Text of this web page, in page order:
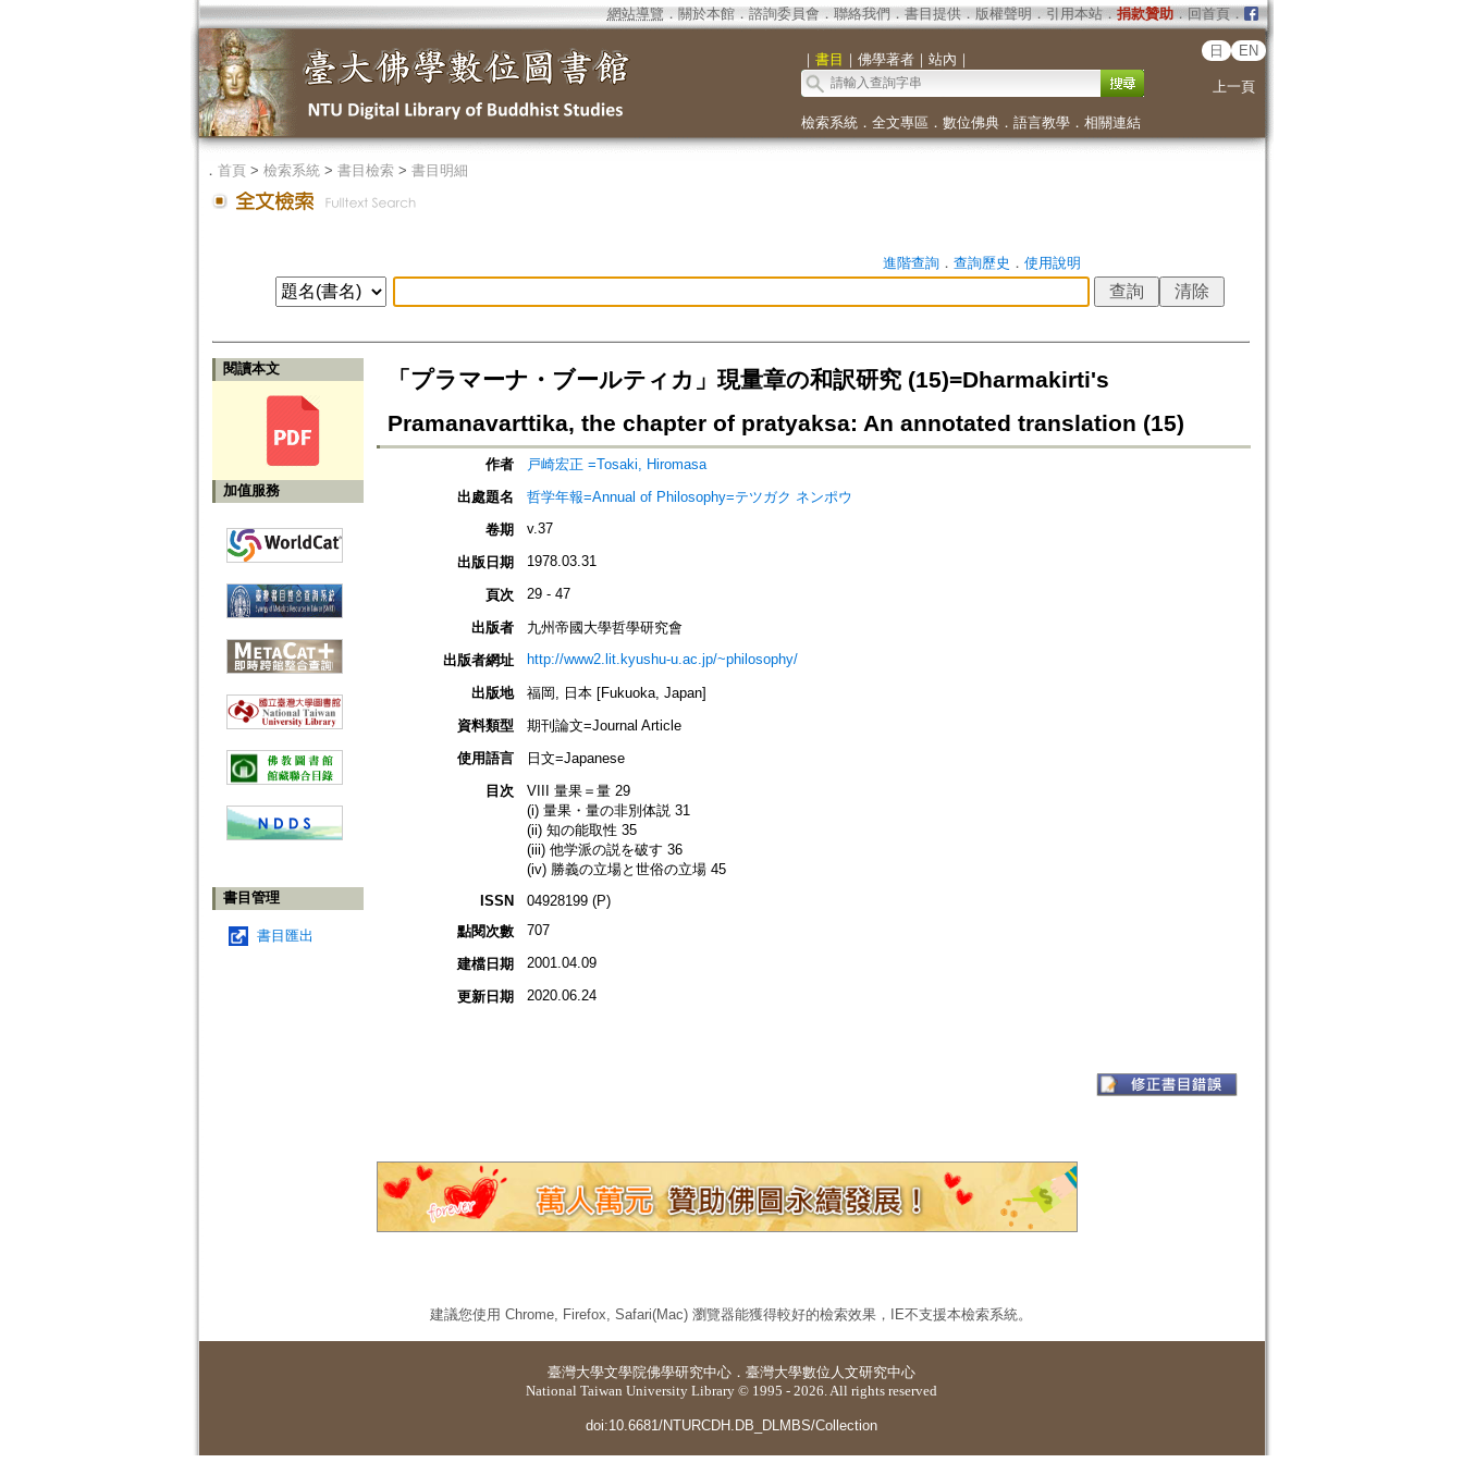
網站導覽 ． 關於本館． 諮詢委員會． 聯絡我們 ． 書目提供． 版權聲明 ． 引用本站． 捐款贊助．回首頁．
｜ 書目 ｜ 佛學著者｜ 站內 ｜
日 EN
上一頁
檢索系統． 全文專區 ． 數位佛典． 語言教學． 相關連結
． 首頁> 檢索系統> 書目檢索> 書目明細
進階查詢． 查詢歷史 ． 使用說明
閱讀本文
加值服務
書目管理
書目匯出
「プラマーナ・ブールティカ」現量章の和訳研究 (15)=Dharmakirti's
Pramanavarttika, the chapter of pratyaksa: An annotated translation (15)
作者
戸崎宏正 =Tosaki, Hiromasa
出處題名
哲学年報=Annual of Philosophy=テツガク ネンポウ
卷期
v.37
出版日期 1978.03.31
頁次 29 - 47
出版者
九州帝國大學哲學研究會
出版者網址
http://www2.lit.kyushu-u.ac.jp/~philosophy/
出版地
福岡, 日本 [Fukuoka, Japan]
資料類型
期刊論文=Journal Article
使用語言
日文=Japanese
目次
VIII 量果＝量 29
(i) 量果・量の非別体説 31
(ii) 知の能取性 35
(iii) 他学派の説を破す 36
(iv) 勝義の立場と世俗の立場 45
ISSN
04928199 (P)
點閱次數
707
建檔日期 2001.04.09
更新日期 2020.06.24
建議您使用 Chrome, Firefox, Safari(Mac) 瀏覽器能獲得較好的檢索效果，IE不支援本檢索系統。
臺灣大學文學院佛學研究中心 ． 臺灣大學數位人文研究中心
National Taiwan University Library © 1995 - 2026. All rights reserved
doi:10.6681/NTURCDH.DB_DLMBS/Collection